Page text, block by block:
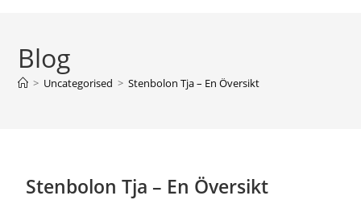
Blog
> Uncategorised > Stenbolon Tja – En Översikt
Stenbolon Tja – En Översikt